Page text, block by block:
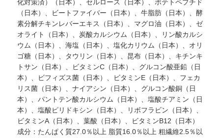
化対策済）（日本）、セルロース（日本）、ポテトペプチド
（日本）、ビートファイバー（日本）、牛脂肪（日本）、酵
素分解チキンレバーエキス（日本）、マグロ油（日本）、ゼ
オライト（日本）、炭酸カルシウム（日本）、リン酸カルシ
ウム（日本）、海塩（日本）、塩化カリウム（日本）、オリ
ゴ糖（日本）、タウリン（日本）、昆布（日本）、キチンキ
トサン（日本）、ビタミンC（日本）、グルコン酸亜鉛（日
本）、ビフィズス菌（日本）、ビタミンE（日本）、フェカ
リス菌（日本）、ナイアシン（日本）、グルコン酸銅（日
本）、パントテン酸カルシウム（日本）、塩酸チアミン（日
本）、塩酸ピリドキシン（日本）、リボフラビン（日本）、
ビタミンA（日本）、葉酸（日本）、ビタミンB12（日本）
成分：たんぱく質27.0％以上 脂質16.0％以上 粗繊維2.5％以